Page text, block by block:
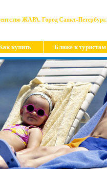
ЖАРА. Город Санкт-Петербург.
купить Ближе к туристам